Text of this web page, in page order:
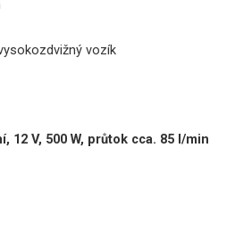
vozík
12 V, 500 W, průtok cca. 85 l/min